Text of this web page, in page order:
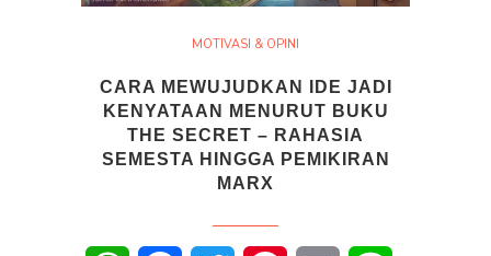
MOTIVASI & OPINI
CARA MEWUJUDKAN IDE JADI
KENYATAAN MENURUT BUKU
THE SECRET – RAHASIA
SEMESTA HINGGA PEMIKIRAN
MARX